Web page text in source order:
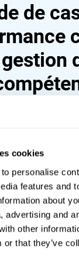
cookies
personalise
features and
about
advertising and
other
or that they’ve
de